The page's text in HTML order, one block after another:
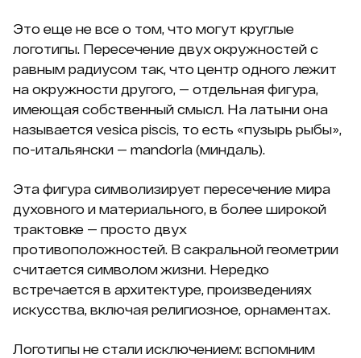
Это еще не все о том, что могут круглые
логотипы. Пересечение двух окружностей с
равным радиусом так, что центр одного лежит
на окружности другого, — отдельная фигура,
имеющая собственный смысл. На латыни она
называется vesica piscis, то есть «пузырь рыбы»,
по-итальянски — mandorla (миндаль).
Эта фигура символизирует пересечение мира
духовного и материального, в более широкой
трактовке — просто двух
противоположностей. В сакральной геометрии
считается символом жизни. Нередко
встречается в архитектуре, произведениях
искусства, включая религиозное, орнаментах.
Логотипы не стали исключением: вспомним